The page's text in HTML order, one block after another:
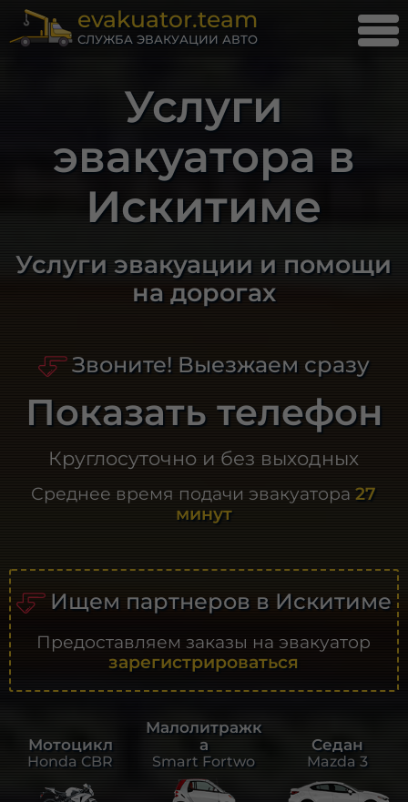
evakuator.team
СЛУЖБА ЭВАКУАЦИИ АВТО
Услуги
эвакуатора в
Искитиме
Услуги эвакуации и помощи
на дорогах
Звоните! Выезжаем сразу
Показать телефон
Круглосуточно и без выходных
Среднее время подачи эвакуатора27
минут
Ищем партнеров в Искитиме
Предоставляем заказы на эвакуатор
зарегистрироваться
Мотоцикл
Honda CBR
Малолитражк
а
Smart Fortwo
Седан
Mazda 3